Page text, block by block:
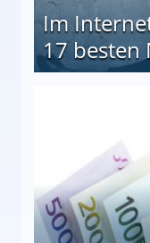
Im
17 besten